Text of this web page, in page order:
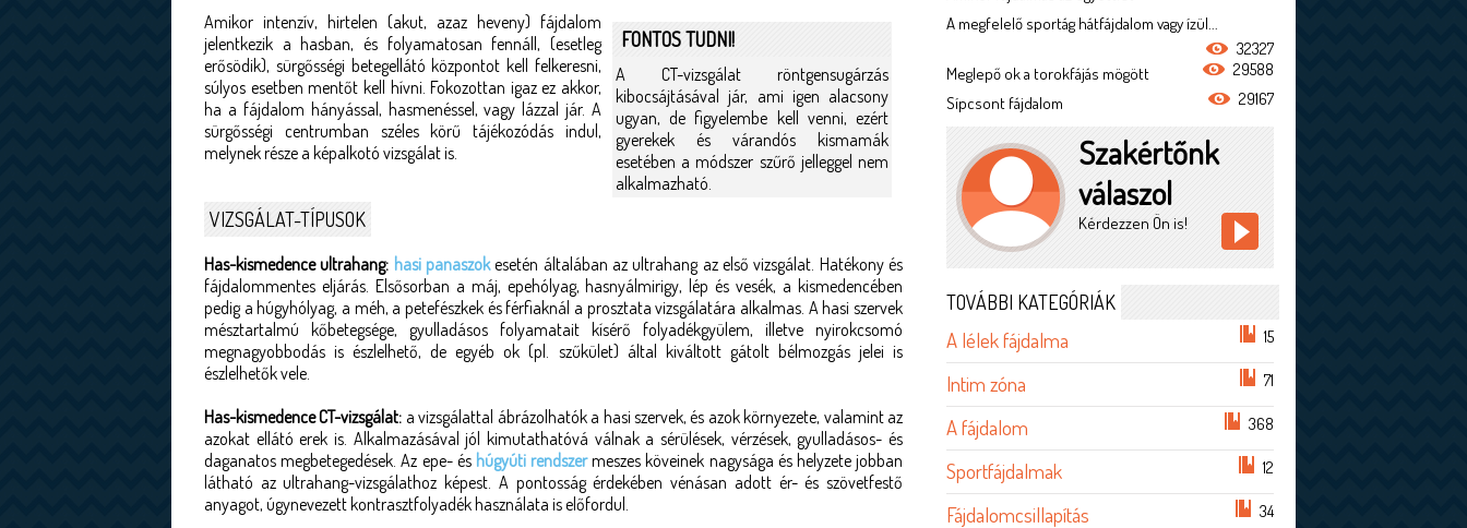
FONTOS TUDNI!
A CT-vizsgálat röntgensugárzás
kibocsájtásával jár, ami igen alacsony
ugyan, de figyelembe kell venni, ezért
gyerekek és várandós kismamák
esetében a módszer szűrő jelleggel nem
alkalmazható.
Amikor intenzív, hirtelen (akut, azaz heveny) fájdalom
jelentkezik a hasban, és folyamatosan fennáll, (esetleg
erősödik), sürgősségi betegellátó központot kell felkeresni,
súlyos esetben mentőt kell hívni. Fokozottan igaz ez akkor,
ha a fájdalom hányással, hasmenéssel, vagy lázzal jár. A
sürgősségi centrumban széles körű tájékozódás indul,
melynek része a képalkotó vizsgálat is.
VIZSGÁLAT-TÍPUSOK
Has-kismedence ultrahang: hasi panaszokesetén általában az ultrahang az első vizsgálat. Hatékony és
fájdalommentes eljárás. Elsősorban a máj, epehólyag, hasnyálmirigy, lép és vesék, a kismedencében
pedig a húgyhólyag, a méh, a petefészkek és férfiaknál a prosztata vizsgálatára alkalmas. A hasi szervek
mésztartalmú kőbetegsége, gyulladásos folyamatait kísérő folyadékgyülem, illetve nyirokcsomó
megnagyobbodás is észlelhető, de egyéb ok (pl. szűkület) által kiváltott gátolt bélmozgás jelei is
észlelhetők vele.
Has-kismedence CT-vizsgálat: a vizsgálattal ábrázolhatók a hasi szervek, és azok környezete, valamint az
azokat ellátó erek is. Alkalmazásával jól kimutathatóvá válnak a sérülések, vérzések, gyulladásos- és
daganatos megbetegedések. Az epe- és húgyúti rendszermeszes köveinek nagysága és helyzete jobban
látható az ultrahang-vizsgálathoz képest. A pontosság érdekében vénásan adott ér- és szövetfestő
anyagot, úgynevezett kontrasztfolyadék használata is előfordul.
A megfelelő sportág hátfájdalom vagy ízül...
32327
Meglepő ok a torokfájás mögött
29588
Sípcsont fájdalom
29167
Szakértőnk
válaszol
Kérdezzen Ön is!
TOVÁBBI KATEGÓRIÁK
A lélek fájdalma 15
Intim zóna 71
A fájdalom 368
Sportfájdalmak 12
Fájdalomcsillapítás 34